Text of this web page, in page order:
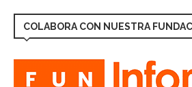
COLABORA CON NUESTRA